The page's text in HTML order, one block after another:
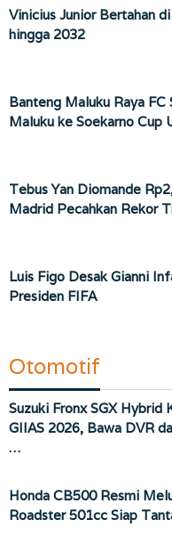
Vinicius Junior Bertahan
hingga 2032
Banteng Maluku Raya FC
Maluku ke Soekarno Cup
Tebus Yan Diomande
Madrid Pecahkan Rekor
Luis Figo Desak Gianni
Presiden FIFA
Otomotif
Suzuki Fronx SGX Hybrid
GIIAS 2026, Bawa DVR
…
Honda CB500 Resmi
Roadster 501cc Siap